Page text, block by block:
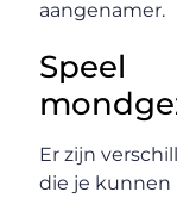
aangenamer.
Speel
Er zijn
die je